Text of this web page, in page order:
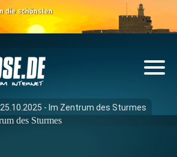
25.10.2025 - Im Zentrum des Sturmes